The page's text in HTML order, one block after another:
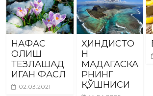
НАФАС
ОЛИШ
ТЕЗЛАШАД
ИГАН ФАСЛ
02.03.2021
ҲИНДИСТО
Н
МАДАГАСКА
РНИНГ
ҚЎШНИСИ